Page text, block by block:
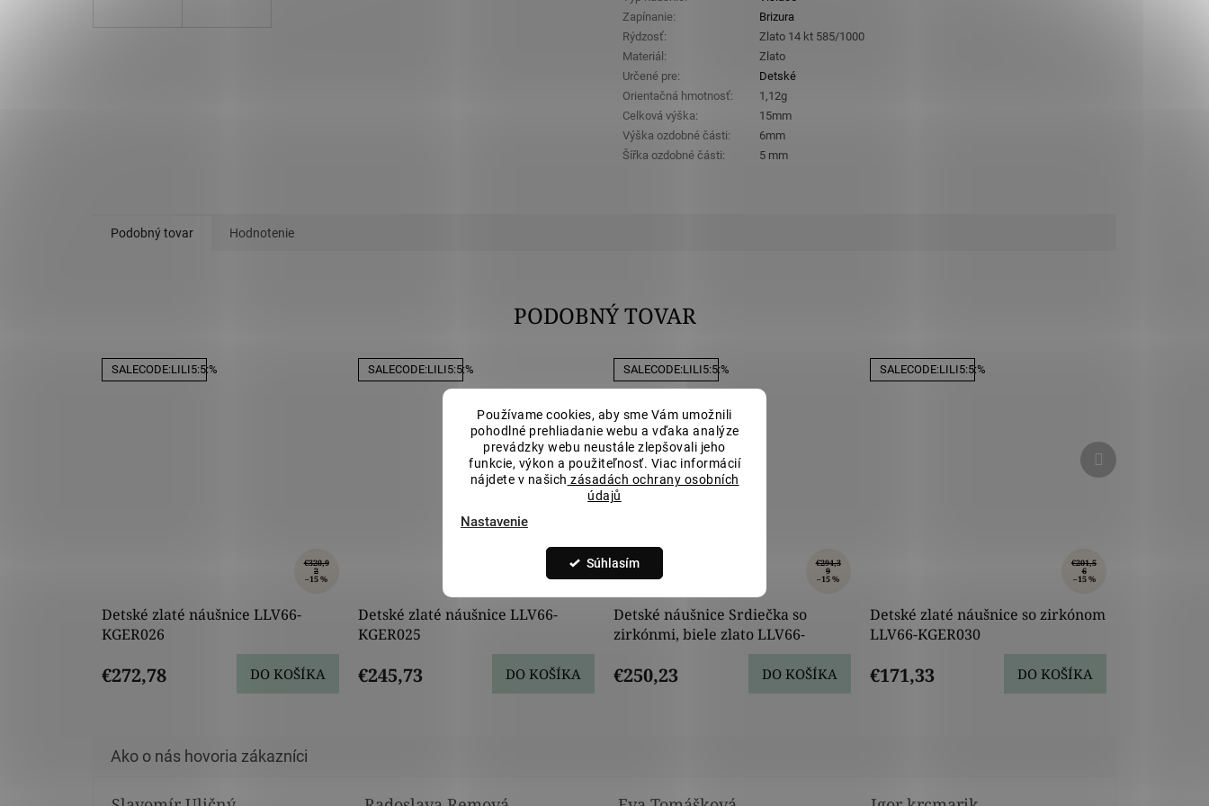
Používame cookies, aby sme Vám umožnili
pohodlné prehliadanie webu a vďaka analýze
prevádzky webu neustále zlepšovali jeho
funkcie, výkon a použiteľnosť. Viac informácií
nájdete v našich zásadách ochrany osobních
údajů
Nastavenie
Súhlasím
Zapínanie:
Brizura
Rýdzosť:
Zlato 14 kt 585/1000
Materiál :
Zlato
Určené pre:
Detské
Orientačná hmotnosť:
1,12g
Celková výška:
15mm
Výška ozdobné části:
6mm
Šířka ozdobné části: 5 mm
Podobný tovar Hodnotenie
PODOBNÝ TOVAR
SALECODE:LILI5:5:%
€320,9
2
–15 %
Detské zlaté náušnice LLV66-
KGER026
€272,78 DO KOŠÍKA
SALECODE:LILI5:5:%
€289,0
9
–15 %
Detské zlaté náušnice LLV66-
KGER025
€245,73 DO KOŠÍKA
SALECODE:LILI5:5:%
€294,3
9
–15 %
Detské náušnice Srdiečka so
zirkónmi, biele zlato LLV66-
€250,23 DO KOŠÍKA
SALECODE:LILI5:5:%
€201,5
6
–15 %
Detské zlaté náušnice so zirkónom
LLV66-KGER030
€171,33 DO KOŠÍKA
Ďalší
produkt